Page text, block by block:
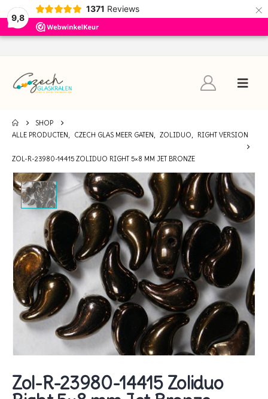
9,8
1371 Reviews ×
SHOP
ALLE PRODUCTEN, CZECH GLAS MEER GATEN, ZOLIDUO, RIGHT VERSION
ZOL-R-23980-14415 ZOLIDUO RIGHT 5×8 MM JET BRONZE
Zol-R-23980-14415 Zoliduo